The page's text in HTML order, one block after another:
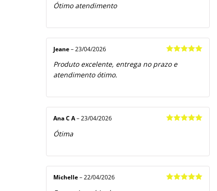
Ótimo atendimento
de 5
Jeane – 23/04/2026
Produto excelente, entrega no prazo e
atendimento ótimo.
Ana C A– 23/04/2026
Ótima
Michelle – 22/04/2026